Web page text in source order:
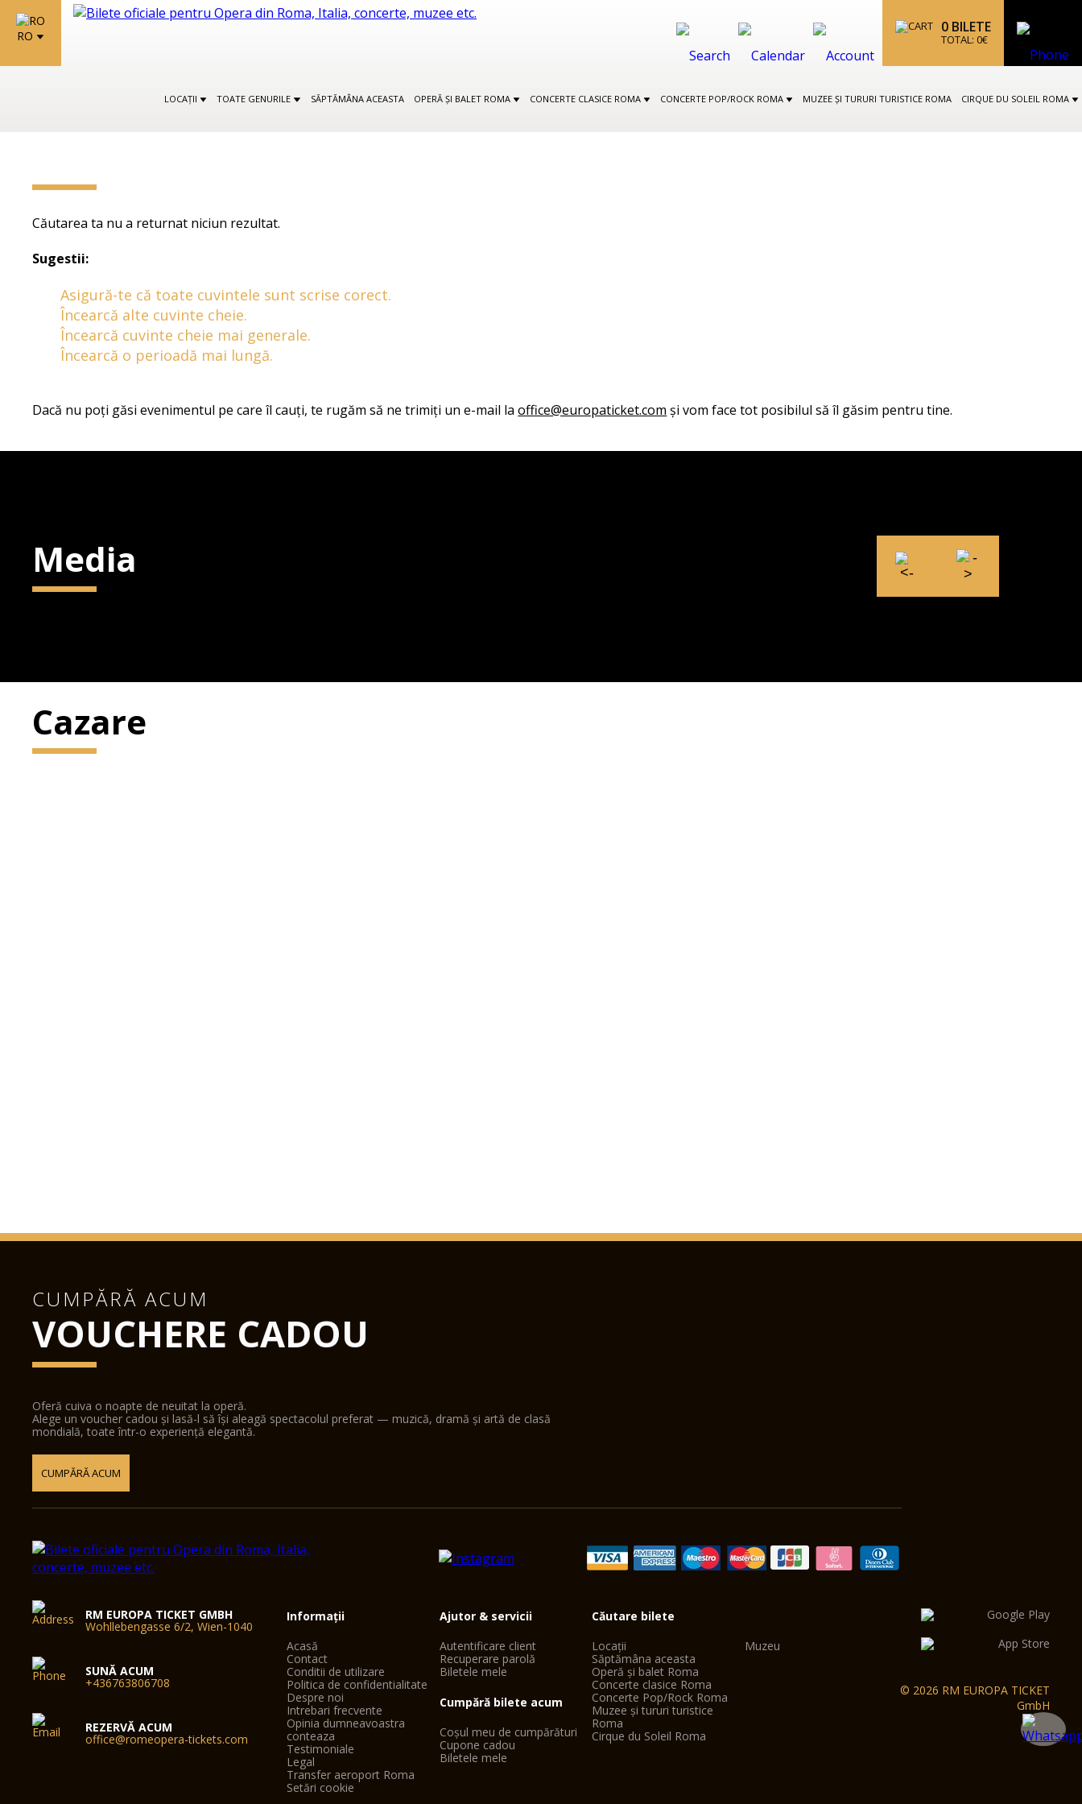
RO
0 BILETE
TOTAL: 0€
LOCAȚII TOATE GENURILE SĂPTĂMÂNA ACEASTA OPERĂ ȘI BALET ROMA CONCERTE CLASICE ROMA CONCERTE POP/ROCK ROMA MUZEE ȘI TURURI TURISTICE ROMA CIRQUE DU SOLEIL ROMA
Căutarea ta nu a returnat niciun rezultat.
Sugestii:
Asigură-te că toate cuvintele sunt scrise corect.
Încearcă alte cuvinte cheie.
Încearcă cuvinte cheie mai generale.
Încearcă o perioadă mai lungă.
Dacă nu poți găsi evenimentul pe care îl cauți, te rugăm să ne trimiți un e-mail laoffice@europaticket.com și vom face tot posibilul să îl găsim pentru tine.
Media
Cazare
CUMPĂRĂ ACUM
VOUCHERE CADOU
Oferă cuiva o noapte de neuitat la operă.
Alege un voucher cadou și lasă-l să își aleagă spectacolul preferat — muzică, dramă și artă de clasă
mondială, toate într-o experiență elegantă.
CUMPĂRĂ ACUM
RM EUROPA TICKET GMBH
Wohllebengasse 6/2, Wien-1040
SUNĂ ACUM
+436763806708
REZERVĂ ACUM
office@romeopera-tickets.com
Informații
Acasă
Contact
Conditii de utilizare
Politica de confidentialitate
Despre noi
Intrebari frecvente
Opinia dumneavoastra
conteaza
Testimoniale
Legal
Transfer aeroport Roma
Setări cookie
Ajutor & servicii
Autentificare client
Recuperare parolă
Biletele mele
Cumpără bilete acum
Coșul meu de cumpărături
Cupone cadou
Biletele mele
Căutare bilete
Locații
Săptămâna aceasta
Operă și balet Roma
Concerte clasice Roma
Concerte Pop/Rock Roma
Muzee și tururi turistice
Roma
Cirque du Soleil Roma
Muzeu
© 2026 RM EUROPA TICKET
GmbH